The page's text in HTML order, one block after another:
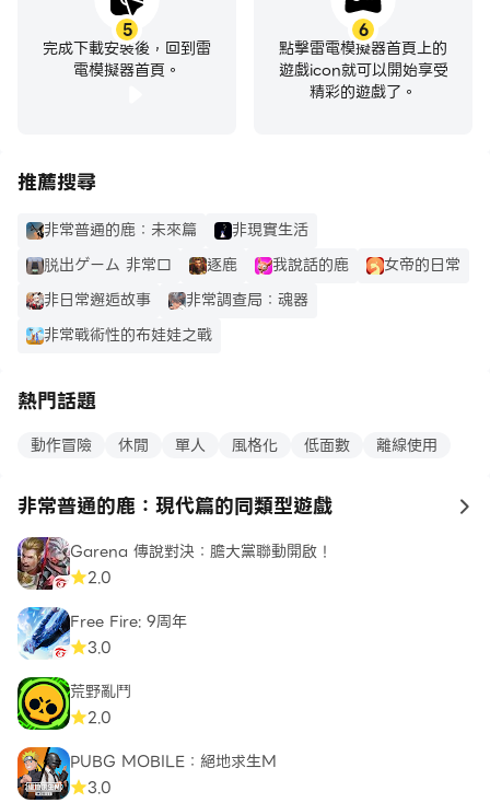
5
完成下載安裝後，回到雷
電模擬器首頁。
6
點擊雷電模擬器首頁上的
遊戲icon就可以開始享受
精彩的遊戲了。
推薦搜尋
非常普通的鹿：未來篇
非現實生活
脱出ゲーム 非常口
逐鹿 我說話的鹿
女帝的日常
非日常邂逅故事
非常調查局：魂器
非常戰術性的布娃娃之戰
熱門話題
動作冒險 休閒 單人 風格化 低面數 離線使用
非常普通的鹿：現代篇的同類型遊戲 to
Garena 傳說對決：膽大黨聯動開啟！
2.0
Free Fire: 9周年
3.0
荒野亂鬥
2.0
PUBG MOBILE：絕地求生M
3.0